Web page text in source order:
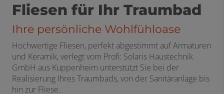
Fliesen für Ihr Traumbad
Ihre persönliche Wohlfühloase
Hochwertige Fliesen, perfekt abgestimmt auf Armaturen
und Keramik, verlegt vom Profi: Solaris Haustechnik
GmbH aus Kuppenheim unterstützt Sie bei der
Realisierung Ihres Traumbads, von der Sanitäranlage bis
hin zur Fliese.